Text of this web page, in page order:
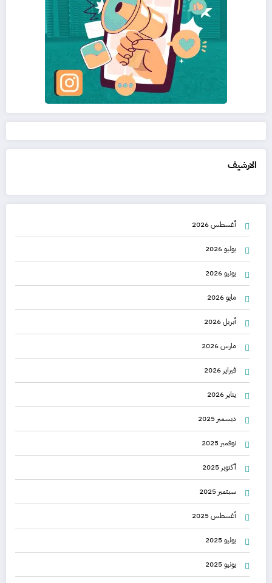
الارشيف
أغسطس 2026
يوليو 2026
يونيو 2026
مايو 2026
أبريل 2026
مارس 2026
فبراير 2026
يناير 2026
ديسمبر 2025
نوفمبر 2025
أكتوبر 2025
سبتمبر 2025
أغسطس 2025
يوليو 2025
يونيو 2025